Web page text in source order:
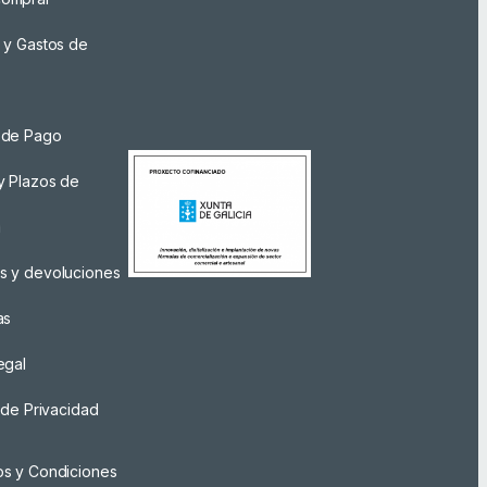
y Gastos de
de Pago
Plazos de
y devoluciones
Privacidad
y Condiciones